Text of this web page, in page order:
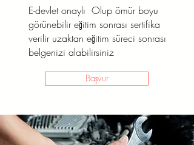
Başvur
E-devlet onaylı Olup ömür boyu
görünebilir eğitim sonrası sertifika
verilir uzaktan eğitim süreci sonrası
belgenizi alabilirsiniz
Başvur